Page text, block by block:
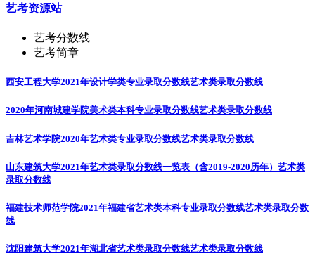
艺考资源站
艺考分数线
艺考简章
西安工程大学2021年设计学类专业录取分数线艺术类录取分数线
2020年河南城建学院美术类本科专业录取分数线艺术类录取分数线
吉林艺术学院2020年艺术类专业录取分数线艺术类录取分数线
山东建筑大学2021年艺术类录取分数线一览表（含2019-2020历年） 艺术类
录取分数线
福建技术师范学院2021年福建省艺术类本科专业录取分数线艺术类录取分数
线
沈阳建筑大学2021年湖北省艺术类录取分数线艺术类录取分数线